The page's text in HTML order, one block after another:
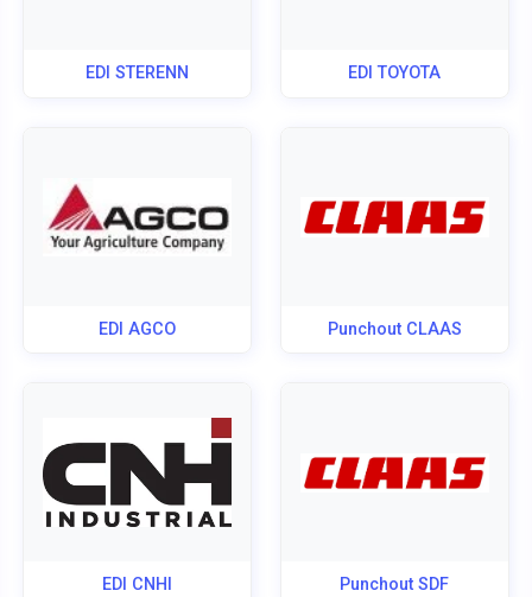
EDI STERENN EDI TOYOTA
EDI AGCO Punchout CLAAS
EDI CNHI Punchout SDF